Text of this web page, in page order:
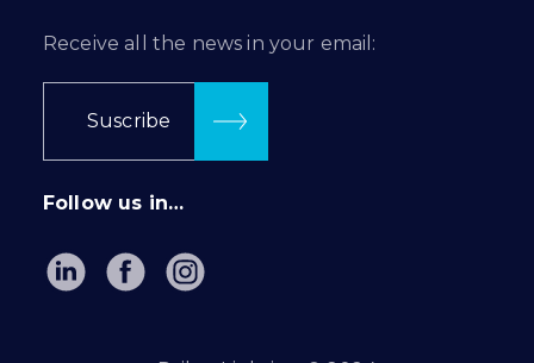
Receive all the news in your email:
Suscribe
Follow us in…